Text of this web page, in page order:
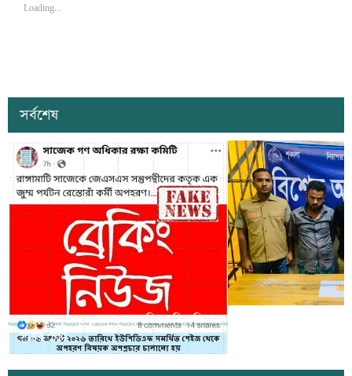
Loading...
সর্বশেষ
সাজেকে অপহরণের গুজব ছড়িয়ে বিভ্রান্তি
সৃষ্টির চেষ্টা